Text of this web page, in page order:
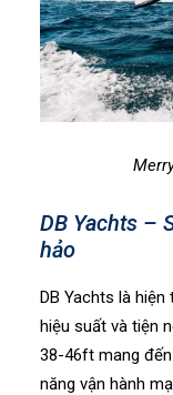
DB Yachts –
hảo
DB Yachts là
hiệu suất và tiện
38-46ft mang
năng vận hành